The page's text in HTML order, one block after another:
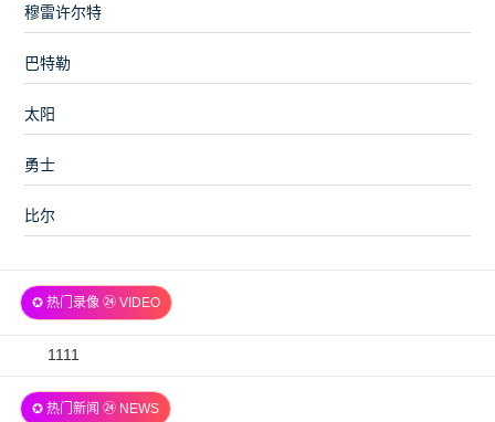
穆雷许尔特
巴特勒
太阳
勇士
比尔
✪ 热门录像 ㉔ VIDEO
2026-
06
1111
✪ 热门新闻 ㉔ NEWS